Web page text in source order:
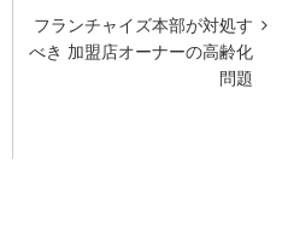
フランチャイズ本部が対処す
べき 加盟店オーナーの高齢化
問題